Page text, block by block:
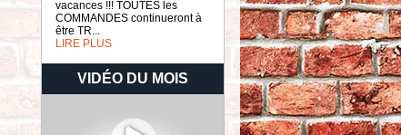
vacances !!! TOUTES les
COMMANDES continueront à
être TR...
LIRE PLUS
VIDÉO DU MOIS